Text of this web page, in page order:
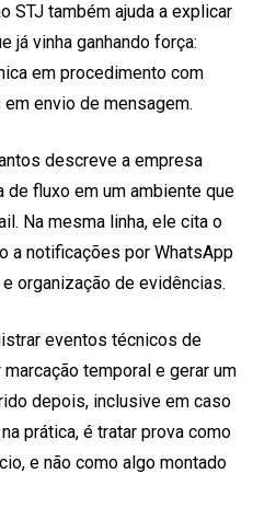
STJ também ajuda a explicar
já vinha ganhando força:
em procedimento com
envio de mensagem.
descreve a empresa
fluxo em um ambiente que
Na mesma linha, ele cita o
a notificações por WhatsApp
organização de evidências.
eventos técnicos de
temporal e gerar um
depois, inclusive em caso
prática, é tratar prova como
e não como algo montado